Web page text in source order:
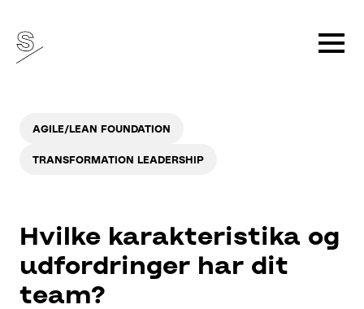
AGILE/LEAN FOUNDATION
TRANSFORMATION LEADERSHIP
Hvilke karakteristika og
udfordringer har dit
team?